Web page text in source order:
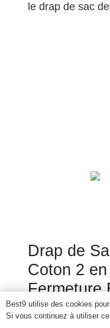
le drap de sac
Drap de
Coton 2
Fermeture
Best9 utilise des cookies
Si vous continuez à utiliser